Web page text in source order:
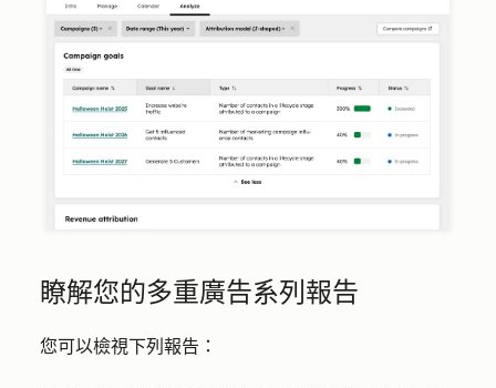
瞭解您的多重廣告系列報告
您可以檢視下列報告：